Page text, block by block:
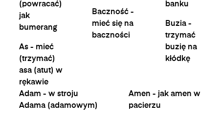
(powracać)
jak
bumerang
As - mieć
(trzymać)
asa (atut) w
rękawie
Baczność -
mieć się na
baczności
banku
Buzia -
trzymać
buzię na
kłódkę
Adam - w stroju
Adama (adamowym)
Amen - jak amen w
pacierzu